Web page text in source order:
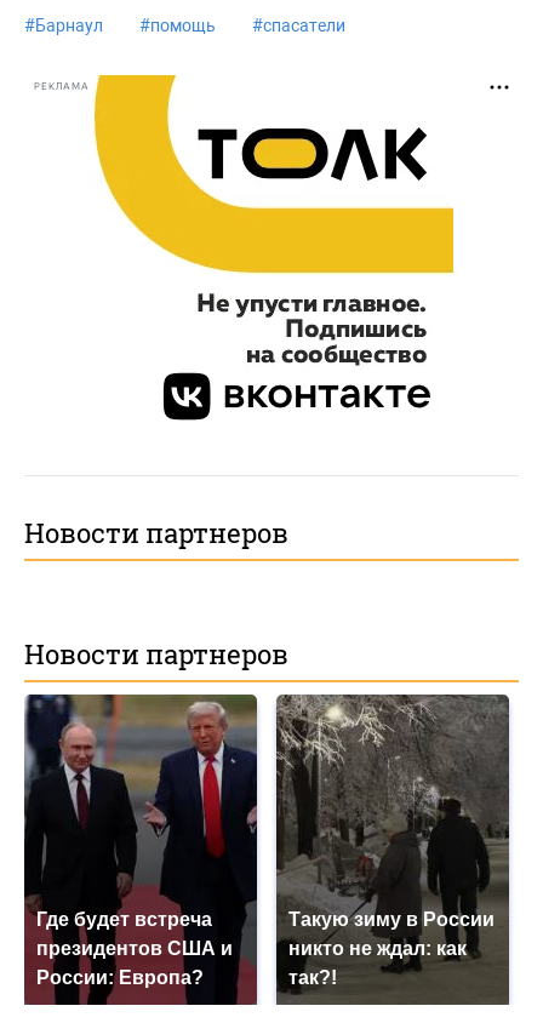
#Барнаул #помощь #спасатели
РЕКЛАМА
Новости партнеров
Новости партнеров
Где будет встреча
президентов США и
России: Европа?
Такую зиму в России
никто не ждал: как
так?!